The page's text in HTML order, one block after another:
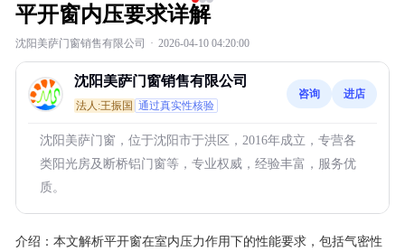
平开窗内压要求详解
沈阳美萨门窗销售有限公司 · 2026-04-10 04:20:00
沈阳美萨门窗销售有限公司
法人:王振国 通过真实性核验
咨询 进店
沈阳美萨门窗，位于沈阳市于洪区，2016年成立，专营各
类阳光房及断桥铝门窗等，专业权威，经验丰富，服务优
质。
介绍： 本文解析平开窗在室内压力作用下的性能要求，包括气密性